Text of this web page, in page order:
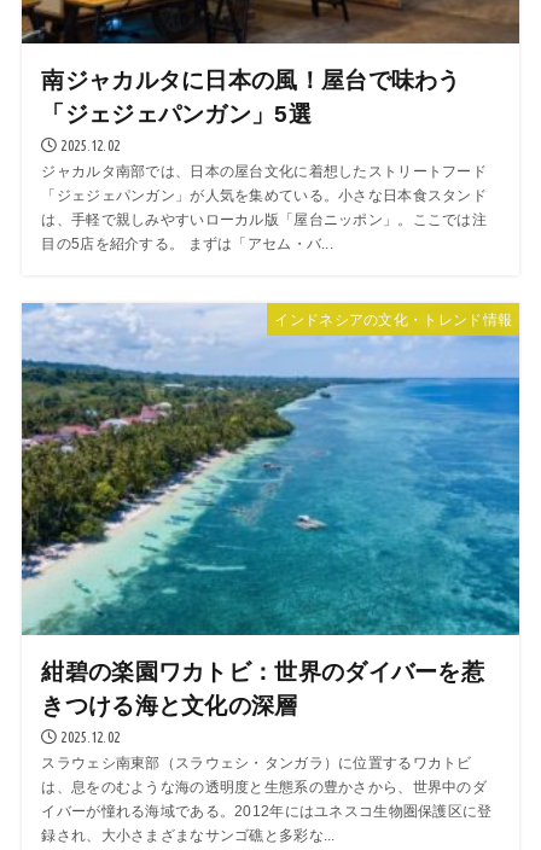
南ジャカルタに日本の風！屋台で味わう
「ジェジェパンガン」5選
2025.12.02
ジャカルタ南部では、日本の屋台文化に着想したストリートフード
「ジェジェパンガン」が人気を集めている。小さな日本食スタンド
は、手軽で親しみやすいローカル版「屋台ニッポン」。ここでは注
目の5店を紹介する。 まずは「アセム・バ...
インドネシアの文化・トレンド情報
紺碧の楽園ワカトビ：世界のダイバーを惹
きつける海と文化の深層
2025.12.02
スラウェシ南東部（スラウェシ・タンガラ）に位置するワカトビ
は、息をのむような海の透明度と生態系の豊かさから、世界中のダ
イバーが憧れる海域である。2012年にはユネスコ生物圏保護区に登
録され、大小さまざまなサンゴ礁と多彩な...